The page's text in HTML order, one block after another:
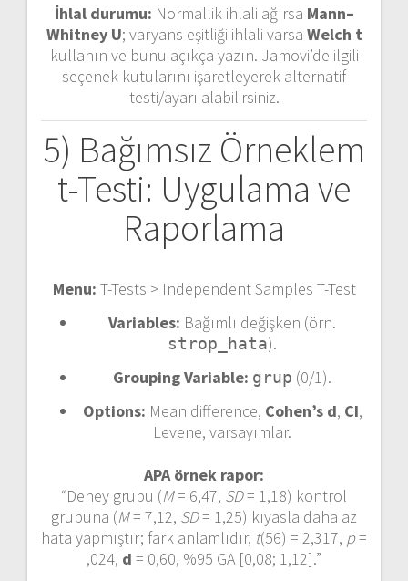
İhlal durumu: Normallik ihlali ağırsa Mann–
Whitney U; varyans eşitliği ihlali varsa Welch t
kullanın ve bunu açıkça yazın. Jamovi’de ilgili
seçenek kutularını işaretleyerek alternatif
testi/ayarı alabilirsiniz.
5) Bağımsız Örneklem
t-Testi: Uygulama ve
Raporlama
Menu: T-Tests > Independent Samples T-Test
Variables: Bağımlı değişken (örn.
strop_hata).
Grouping Variable: grup (0/1).
Options: Mean difference, Cohen’s d, CI,
Levene, varsayımlar.
APA örnek rapor:
“Deney grubu (M= 6,47, SD= 1,18) kontrol
grubuna (M= 7,12, SD= 1,25) kıyasla daha az
hata yapmıştır; fark anlamlıdır, t(56) = 2,317, p=
,024, d = 0,60, %95 GA [0,08; 1,12].”